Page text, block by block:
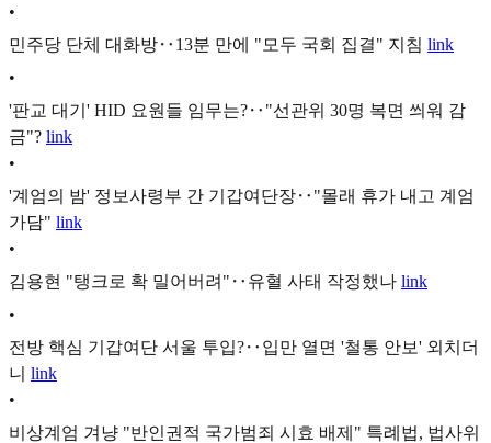
•
민주당 단체 대화방‥13분 만에 "모두 국회 집결" 지침 link
•
'판교 대기' HID 요원들 임무는?‥"선관위 30명 복면 씌워 감
금"? link
•
'계엄의 밤' 정보사령부 간 기갑여단장‥"몰래 휴가 내고 계엄
가담" link
•
김용현 "탱크로 확 밀어버려"‥유혈 사태 작정했나 link
•
전방 핵심 기갑여단 서울 투입?‥입만 열면 '철통 안보' 외치더
니 link
•
비상계엄 겨냥 "반인권적 국가범죄 시효 배제" 특례법, 법사위